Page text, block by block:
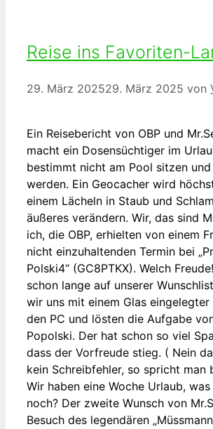
Reise ins Favoriten-
29. März 202529. März 2025 von
Ein Reisebericht von OBP und
macht ein Dosensüchtiger im
bestimmt nicht am Pool sitzen
werden. Ein Geocacher wird
einem Lächeln in Staub und
äußeres verändern. Wir, das sind
ich, die OBP, erhielten von einem
nicht einzuhaltenden Termin bei
Polski4“ (GC8PTKX). Welch
schon lange auf unserer
wir uns mit einem Glas eingelegter
den PC und lösten die Aufgabe
Popolski. Der hat schon so viel
dass der Vorfreude stieg. ( Nein
kein Schreibfehler, so spricht man
Wir haben eine Woche Urlaub,
noch? Der zweite Wunsch von
Besuch des legendären